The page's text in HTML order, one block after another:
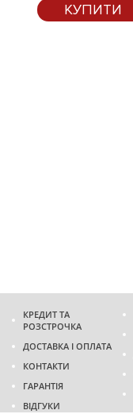
КУПИТИ
КРЕДИТ ТА
РОЗСТРОЧКА
ДОСТАВКА І ОПЛАТА
КОНТАКТИ
ГАРАНТІЯ
ВІДГУКИ